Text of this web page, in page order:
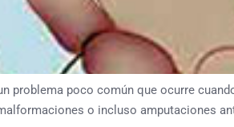
problema poco común que ocurre
o incluso amputaciones